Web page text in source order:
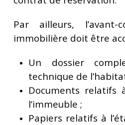
Par ailleurs,
immobilière doit être
Un dossier
technique de
Documents relatifs
l’immeuble ;
Papiers relatifs à